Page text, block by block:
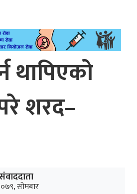
थापिएको
शरद–
सोमबार